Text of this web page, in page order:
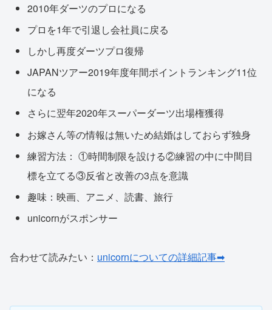
2010年ダーツのプロになる
プロを1年で引退し会社員に戻る
しかし再度ダーツプロ復帰
JAPANツアー2019年度年間ポイントランキング11位
になる
さらに翌年2020年スーパーダーツ出場権獲得
お嫁さん等の情報は無いため結婚はしておらず独身
練習方法： ①時間制限を設ける②練習の中に中間目
標を立てる③反省と改善の3点を意識
趣味：映画、アニメ、読書、旅行
unicornがスポンサー
合わせて読みたい： unicornについての詳細記事➡